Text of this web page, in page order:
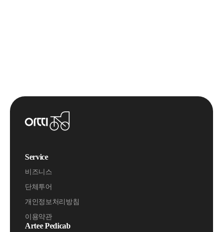
Service
비즈니스
단체투어
개인정보처리방침
이용약관
Artee Pedicab